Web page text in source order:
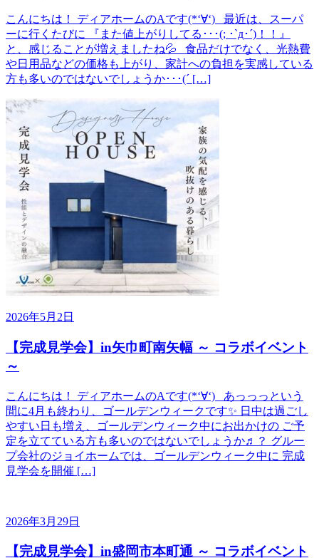
こんにちは！ ディアホームのAです(*‘∀‘) 最近は、スーパ
ーに行くたびに 『また値上がりしてる･･･(; ･`д･´)！！』
と、感じることが増えましたね💦 食品だけでなく、光熱費
や日用品などの価格も上がり、家計への負担を実感している
方も多いのではないでしょうか･･･(´ […]
2026年5月2日
【完成見学会】in矢巾町南矢幅 ～ コラボイベント
～
こんにちは！ ディアホームのAです(*‘∀‘) あっっっという
間に4月も終わり、ゴールデンウィークです✨ 日中は過ごし
やすい日も増え、ゴールデンウィーク中にお出かけの ご予
定を立てている方も多いのではないでしょうか♬？ グルー
プ会社のジョイホームでは、ゴールデンウィーク中に 完成
見学会を開催 […]
2026年3月29日
【完成見学会】in盛岡市本町通 ～ コラボイベント